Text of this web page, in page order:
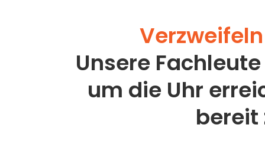
Unsere
um die Uhr
bereit